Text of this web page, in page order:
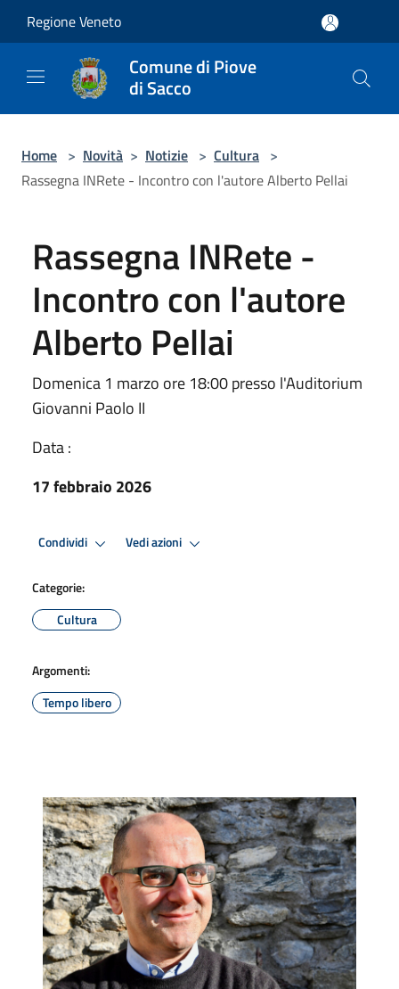
Regione Veneto
Comune di Piove
di Sacco
Home > Novità > Notizie > Cultura >
Rassegna INRete - Incontro con l'autore Alberto Pellai
Rassegna INRete -
Incontro con l'autore
Alberto Pellai
Domenica 1 marzo ore 18:00 presso l'Auditorium
Giovanni Paolo II
Data :
17 febbraio 2026
Condividi Vedi azioni
Categorie:
Cultura
Argomenti:
Tempo libero